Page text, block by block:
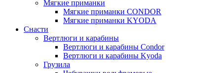
Мягкие приманки
Мягкие приманки CONDOR
Мягкие приманки KYODA
Снасти
Вертлюги и карабины
Вертлюги и карабины Condor
Вертлюги и карабины Kyoda
Грузила